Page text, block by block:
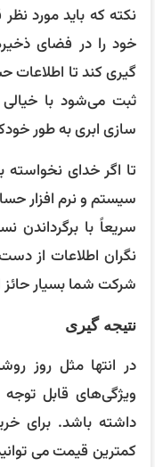
نکته که باید مورد
خود را در فضای
گیری کند تا اطلاعات
ثبت می‌شود با
سازی ابری به طور
تا اگر خدای
سیستم و نرم افزار
سریعاً با
نگران اطلاعات از
شرکت شما بسیار
نتیجه گیری
در انتها مثل روز
ویژگی‌های قابل توجه
داشته باشد. برای
کمترین قیمت می